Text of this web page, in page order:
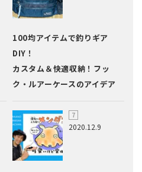
100均アイテムで釣りギア
DIY！
カスタム＆快適収納！フッ
ク・ルアーケースのアイデア
2020.12.9